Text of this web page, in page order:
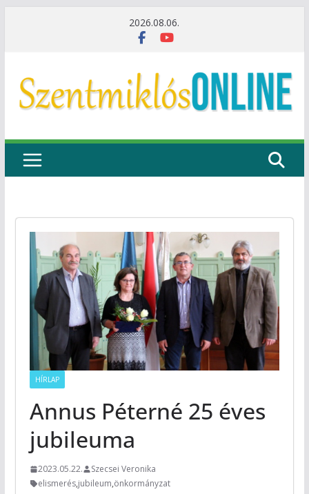
2026.08.06.
HÍRLAP
Annus Péterné 25 éves
jubileuma
2023.05.22.
Szecsei Veronika
elismerés,jubileum,önkormányzat